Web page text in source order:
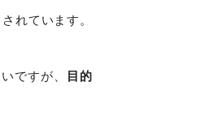
れています。
ですが、 目的